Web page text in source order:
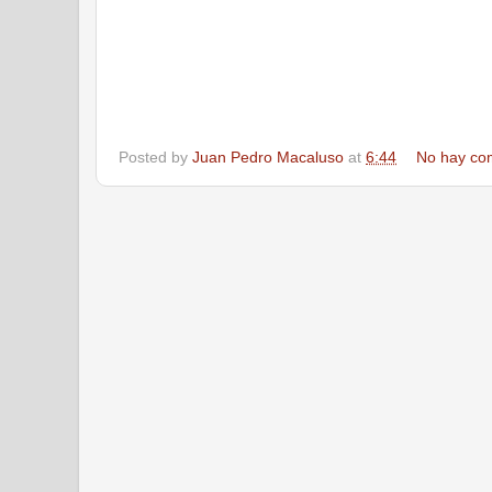
Posted by Juan Pedro Macaluso at 6:44 No hay